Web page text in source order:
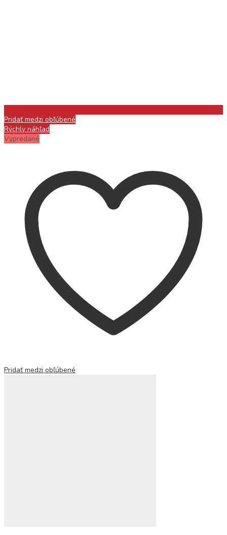
Pridať medzi obľúbené
Rýchly náhľad
Vypredané
Pridať medzi obľúbené